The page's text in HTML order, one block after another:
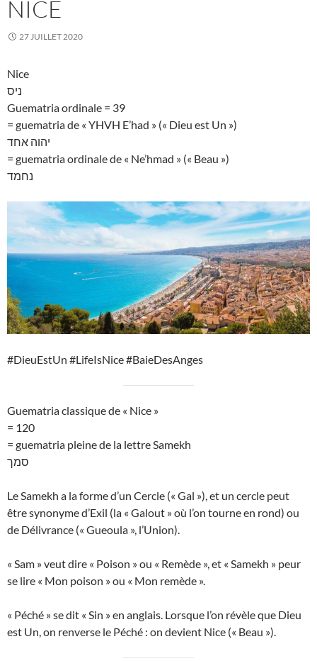
NICE
27 JUILLET 2020
Nice
ניס
Guematria ordinale = 39
= guematria de « YHVH E’had » (« Dieu est Un »)
יהוה אחד
= guematria ordinale de « Ne’hmad » (« Beau »)
נחמד
#DieuEstUn #LifeIsNice #BaieDesAnges
Guematria classique de « Nice »
= 120
= guematria pleine de la lettre Samekh
סמך
Le Samekh a la forme d’un Cercle (« Gal »), et un cercle peut
être synonyme d’Exil (la « Galout » où l’on tourne en rond) ou
de Délivrance (« Gueoula », l’Union).
« Sam » veut dire « Poison » ou « Remède », et « Samekh » peur
se lire « Mon poison » ou « Mon remède ».
« Péché » se dit « Sin » en anglais. Lorsque l’on révèle que Dieu
est Un, on renverse le Péché : on devient Nice (« Beau »).